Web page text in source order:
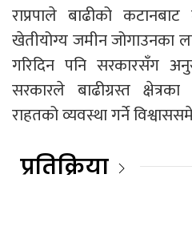
राप्रपाले बाढीको
खेतीयोग्य जमीन जोगाउनका
गरिदिन पनि सरकारसँग
सरकारले बाढीग्रस्त
राहतको व्यवस्था गर्ने
प्रतिक्रिया